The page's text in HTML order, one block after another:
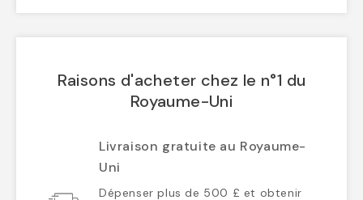
Raisons d'acheter chez le n°1 du
Royaume-Uni
Livraison gratuite au Royaume-
Uni
Dépenser plus de 500 £ et obtenir